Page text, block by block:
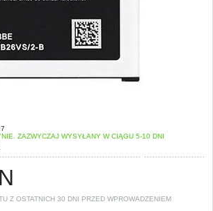
ZAZWYCZAJ WYSYŁANY W CIĄGU 5-10 DNI
Z OSTATNICH 30 DNI PRZED WPROWADZENIEM